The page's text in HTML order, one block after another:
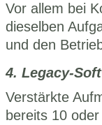
Vor allem bei
dieselben
und den
4. Legacy-
Verstärkte
bereits 10